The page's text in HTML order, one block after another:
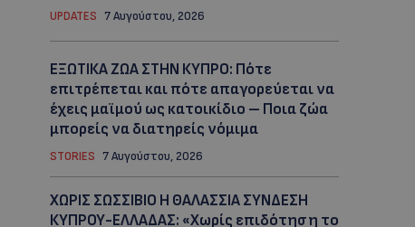
UPDATES 7 Αυγούστου, 2026
ΕΞΩΤΙΚΑ ΖΩΑ ΣΤΗΝ ΚΥΠΡΟ: Πότε
επιτρέπεται και πότε απαγορεύεται να
έχεις μαϊμού ως κατοικίδιο – Ποια ζώα
μπορείς να διατηρείς νόμιμα
STORIES 7 Αυγούστου, 2026
ΧΩΡΙΣ ΣΩΣΣΙΒΙΟ Η ΘΑΛΑΣΣΙΑ ΣΥΝΔΕΣΗ
ΚΥΠΡΟΥ-ΕΛΛΑΔΑΣ: «Χωρίς επιδότηση το